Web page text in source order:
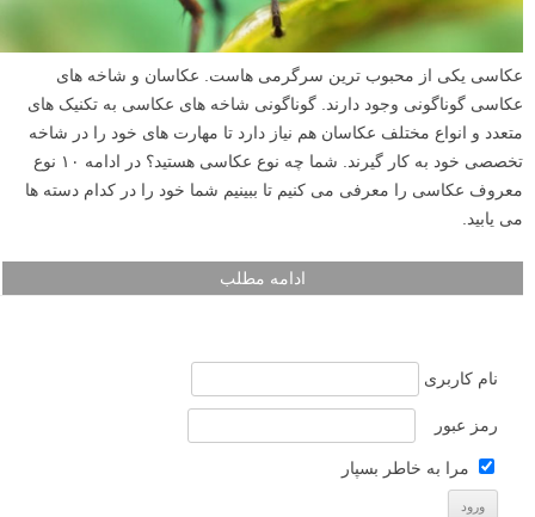
عکاسی یکی از محبوب ترین سرگرمی هاست. عکاسان و شاخه های
عکاسی گوناگونی وجود دارند. گوناگونی شاخه های عکاسی به تکنیک های
متعدد و انواع مختلف عکاسان هم نیاز دارد تا مهارت های خود را در شاخه
تخصصی خود به کار گیرند. شما چه نوع عکاسی هستید؟ در ادامه ۱۰ نوع
معروف عکاسی را معرفی می کنیم تا ببینیم شما خود را در کدام دسته ها
می یابید.
ادامه مطلب
نام کاربری
رمز عبور
مرا به خاطر بسپار